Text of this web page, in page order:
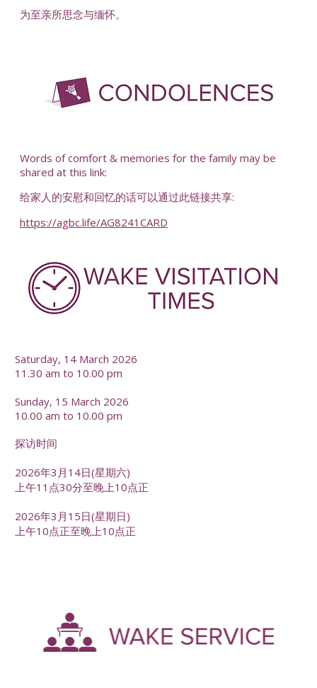
为至亲所思念与缅怀。
Words of comfort & memories for the family may be
shared at this link:
给家人的安慰和回忆的话可以通过此链接共享:
https://agbc.life/AG8241CARD
Saturday, 14 March 2026
11.30 am to 10.00 pm
Sunday, 15 March 2026
10.00 am to 10.00 pm
探访时间
2026年3月14日(星期六)
上午11点30分至晚上10点正
2026年3月15日(星期日)
上午10点正至晚上10点正